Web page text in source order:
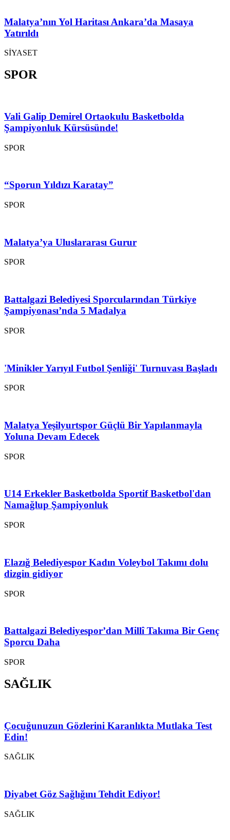
Malatya’nın Yol Haritası Ankara’da Masaya
Yatırıldı
SİYASET
SPOR
Vali Galip Demirel Ortaokulu Basketbolda
Şampiyonluk Kürsüsünde!
SPOR
“Sporun Yıldızı Karatay”
SPOR
Malatya’ya Uluslararası Gurur
SPOR
Battalgazi Belediyesi Sporcularından Türkiye
Şampiyonası’nda 5 Madalya
SPOR
'Minikler Yarıyıl Futbol Şenliği' Turnuvası Başladı
SPOR
Malatya Yeşilyurtspor Güçlü Bir Yapılanmayla
Yoluna Devam Edecek
SPOR
U14 Erkekler Basketbolda Sportif Basketbol'dan
Namağlup Şampiyonluk
SPOR
Elazığ Belediyespor Kadın Voleybol Takımı dolu
dizgin gidiyor
SPOR
Battalgazi Belediyespor’dan Millî Takıma Bir Genç
Sporcu Daha
SPOR
SAĞLIK
Çocuğunuzun Gözlerini Karanlıkta Mutlaka Test
Edin!
SAĞLIK
Diyabet Göz Sağlığını Tehdit Ediyor!
SAĞLIK